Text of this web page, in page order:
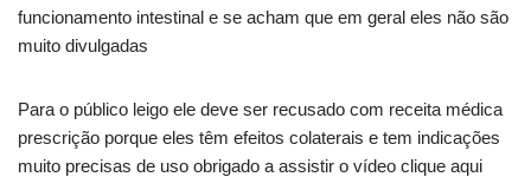
funcionamento intestinal e se acham que em geral eles não são
muito divulgadas
Para o público leigo ele deve ser recusado com receita médica
prescrição porque eles têm efeitos colaterais e tem indicações
muito precisas de uso obrigado a assistir o vídeo clique aqui